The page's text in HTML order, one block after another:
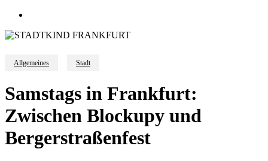
Allgemeines Stadt
Samstags in Frankfurt:
Zwischen Blockupy und
Bergerstraßenfest